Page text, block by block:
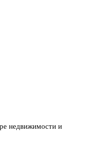
недвижимости и